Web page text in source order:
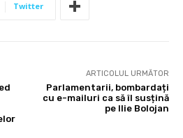
Twitter
ARTICOLUL URMĂTOR
Parlamentarii, bombardați
cu e-mailuri ca să îl susțină
pe Ilie Bolojan